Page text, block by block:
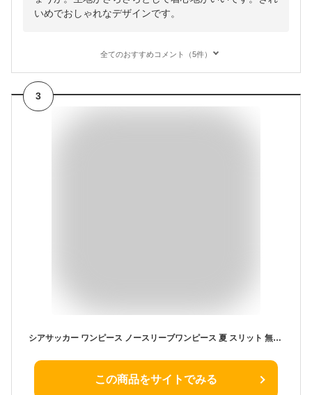
いめでおしゃれなデザインです。
全てのおすすめコメント（5件）
3
シアサッカー ワンピース ノースリーブワンピース 夏 スリット 無地 マキシワンピース ワンピ ワンピース 袖なし マキシ丈 ロング丈 大きいサイズ 体型カバー ゆったり カジュアル リラックス 大人 春夏 着瘦せ涼しげ 凹凸感
この商品をサイトでみる